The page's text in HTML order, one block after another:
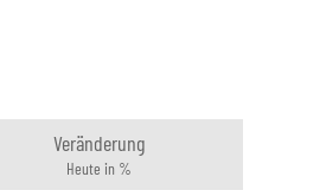
Veränderung
Heute in %